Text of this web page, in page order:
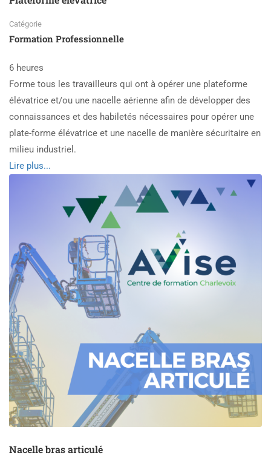
Catégorie
Formation Professionnelle
6 heures
Forme tous les travailleurs qui ont à opérer une plateforme
élévatrice et/ou une nacelle aérienne afin de développer des
connaissances et des habiletés nécessaires pour opérer une
plate-forme élévatrice et une nacelle de manière sécuritaire en
milieu industriel.
Read
Lire plus...
Nacelle bras articulé